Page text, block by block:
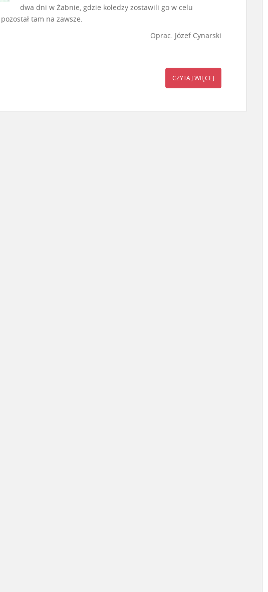
dwa dni w Żabnie, gdzie koledzy zostawili go w celu
tam na zawsze.
Oprac. Józef Cynarski
CZYTAJ WIĘCEJ